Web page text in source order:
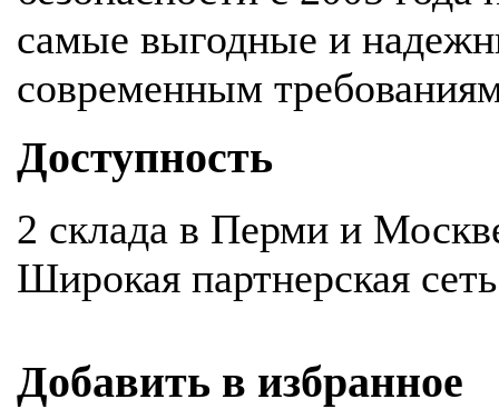
самые выгодные и
современным
Доступность
2 склада в Перми и
Широкая партнерская
Добавить в избранное